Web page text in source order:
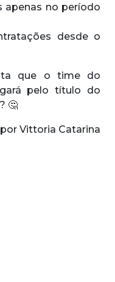
apenas no período
desde o
que o time do
pelo título do
🤔
Vittoria Catarina